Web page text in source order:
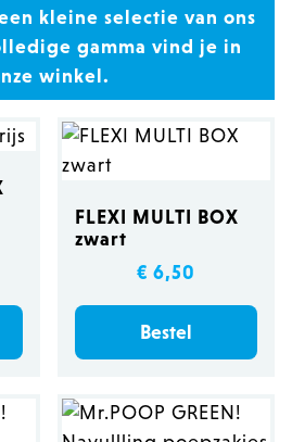
kleine selectie van ons
gamma vind je in
winkel.
FLEXI MULTI BOX
zwart
€ 6,50
Bestel